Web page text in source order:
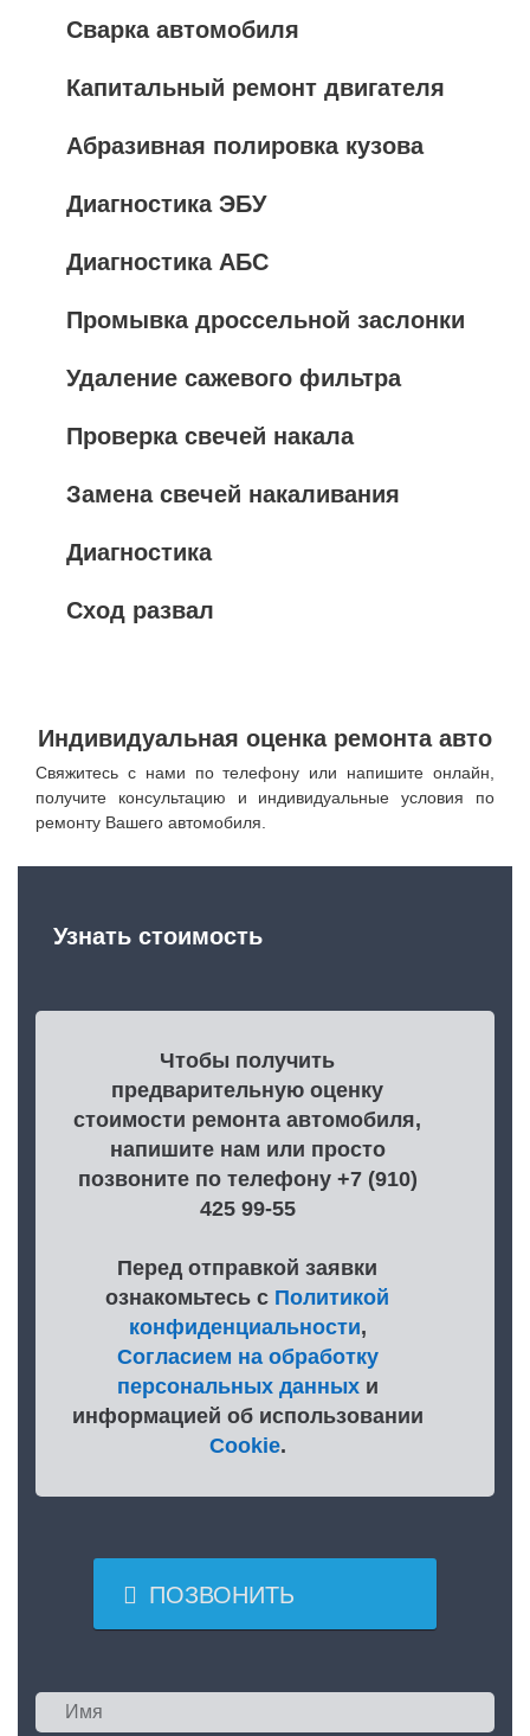
Сварка автомобиля
Капитальный ремонт двигателя
Абразивная полировка кузова
Диагностика ЭБУ
Диагностика АБС
Промывка дроссельной заслонки
Удаление сажевого фильтра
Проверка свечей накала
Замена свечей накаливания
Диагностика
Сход развал
Индивидуальная оценка ремонта авто
Свяжитесь с нами по телефону или напишите онлайн,
получите консультацию и индивидуальные условия по
ремонту Вашего автомобиля.
Узнать стоимость
Чтобы получить
предварительную оценку
стоимости ремонта автомобиля,
напишите нам или просто
позвоните по телефону +7 (910)
425 99-55
Перед отправкой заявки
ознакомьтесь с Политикой
конфиденциальности,
Согласием на обработку
персональных данныхи
информацией об использовании
Cookie.
 ПОЗВОНИТЬ